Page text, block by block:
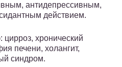
антидепрессивным,
действием.
хронический
печени, холангит,
синдром.